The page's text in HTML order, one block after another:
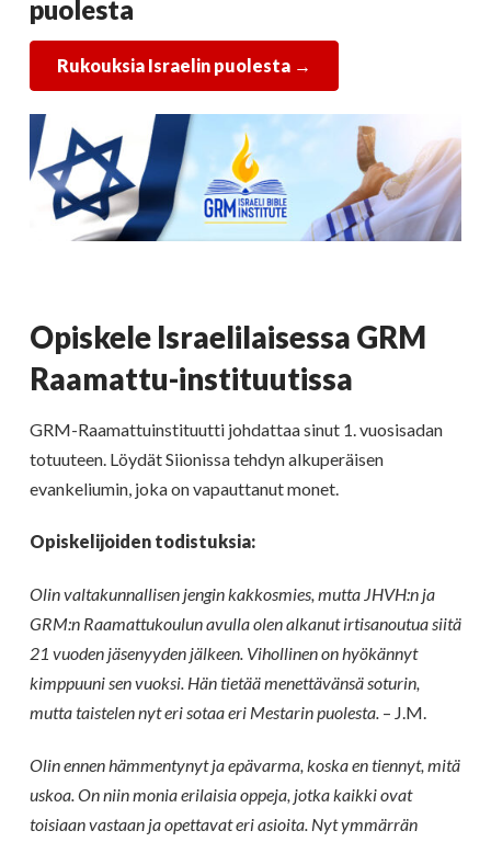
puolesta
Rukouksia Israelin puolesta →
Opiskele Israelilaisessa GRM
Raamattu-instituutissa
GRM-Raamattuinstituutti johdattaa sinut 1. vuosisadan
totuuteen. Löydät Siionissa tehdyn alkuperäisen
evankeliumin, joka on vapauttanut monet.
Opiskelijoiden todistuksia:
Olin valtakunnallisen jengin kakkosmies, mutta JHVH:n ja
GRM:n Raamattukoulun avulla olen alkanut irtisanoutua siitä
21 vuoden jäsenyyden jälkeen. Vihollinen on hyökännyt
kimppuuni sen vuoksi. Hän tietää menettävänsä soturin,
mutta taistelen nyt eri sotaa eri Mestarin puolesta.– J.M.
Olin ennen hämmentynyt ja epävarma, koska en tiennyt, mitä
uskoa. On niin monia erilaisia oppeja, jotka kaikki ovat
toisiaan vastaan ja opettavat eri asioita. Nyt ymmärrän